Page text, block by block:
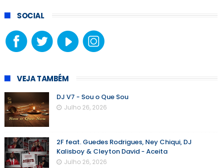
SOCIAL
VEJA TAMBÉM
DJ V7 - Sou o Que Sou
Julho 26, 2026
2F feat. Guedes Rodrigues, Ney Chiqui, DJ
Kalisboy & Cleyton David - Aceita
Julho 26, 2026